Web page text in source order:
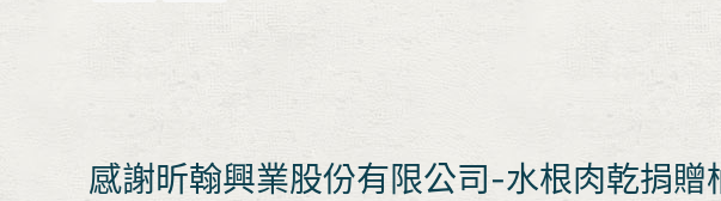
感謝昕翰興業股份有限公司-水根肉乾捐